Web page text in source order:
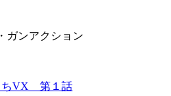
ガンアクション